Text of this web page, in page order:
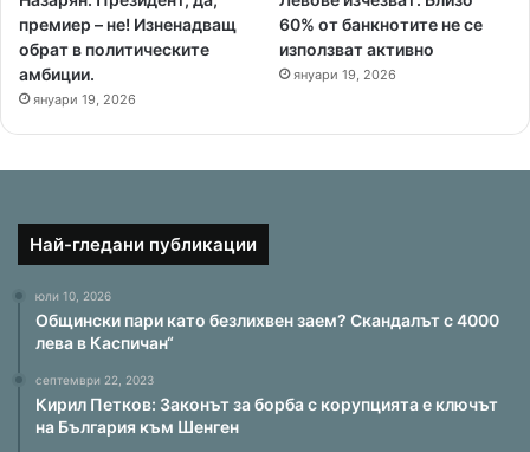
премиер – не! Изненадващ
обрат в политическите
амбиции.
януари 19, 2026
60% от банкнотите не се
използват активно
януари 19, 2026
Най-гледани публикации
юли 10, 2026
Общински пари като безлихвен заем? Скандалът с 4000
лева в Каспичан“
септември 22, 2023
Кирил Петков: Законът за борба с корупцията е ключът
на България към Шенген